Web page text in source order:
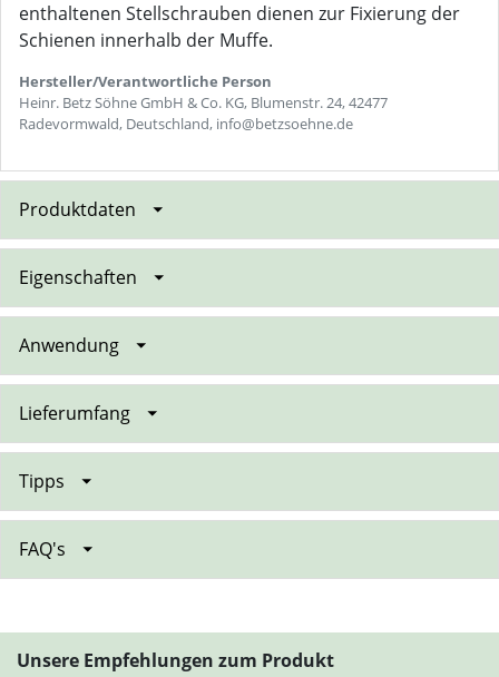
enthaltenen Stellschrauben dienen zur Fixierung der
Schienen innerhalb der Muffe.
Hersteller/Verantwortliche Person
Heinr. Betz Söhne GmbH & Co. KG, Blumenstr. 24, 42477
Radevormwald, Deutschland, info@betzsoehne.de
Produktdaten
Eigenschaften
Anwendung
Lieferumfang
Tipps
FAQ's
Unsere Empfehlungen zum Produkt